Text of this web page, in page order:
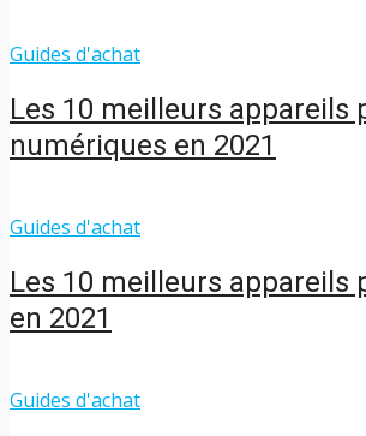
Guides d'achat
Les 10 meilleurs appareils
numériques en 2021
Guides d'achat
Les 10 meilleurs appareils
en 2021
Guides d'achat